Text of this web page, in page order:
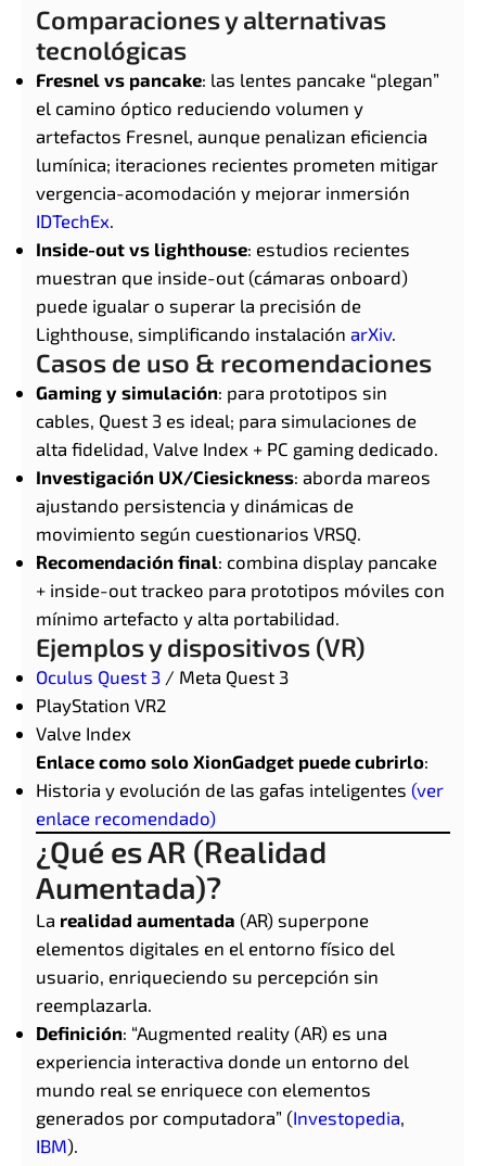
Comparaciones y alternativas
tecnológicas
Fresnel vs pancake: las lentes pancake “plegan”
el camino óptico reduciendo volumen y
artefactos Fresnel, aunque penalizan eficiencia
lumínica; iteraciones recientes prometen mitigar
vergencia-acomodación y mejorar inmersión
IDTechEx.
Inside-out vs lighthouse: estudios recientes
muestran que inside-out (cámaras onboard)
puede igualar o superar la precisión de
Lighthouse, simplificando instalaciónarXiv.
Casos de uso & recomendaciones
Gaming y simulación: para prototipos sin
cables, Quest 3 es ideal; para simulaciones de
alta fidelidad, Valve Index + PC gaming dedicado.
Investigación UX/Ciesickness: aborda mareos
ajustando persistencia y dinámicas de
movimiento según cuestionarios VRSQ.
Recomendación final: combina display pancake
+ inside-out trackeo para prototipos móviles con
mínimo artefacto y alta portabilidad.
Ejemplos y dispositivos (VR)
Oculus Quest 3 / Meta Quest 3
PlayStation VR2
Valve Index
Enlace como solo XionGadget puede cubrirlo:
Historia y evolución de las gafas inteligentes (ver
enlace recomendado)
¿Qué es AR (Realidad
Aumentada)?
La realidad aumentada (AR) superpone
elementos digitales en el entorno físico del
usuario, enriqueciendo su percepción sin
reemplazarla.
Definición: “Augmented reality (AR) es una
experiencia interactiva donde un entorno del
mundo real se enriquece con elementos
generados por computadora” (Investopedia,
IBM).